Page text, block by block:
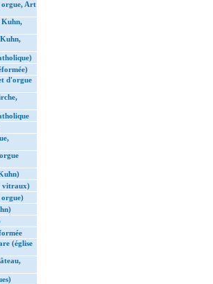
orgue, Art
Kuhn,
d'orgue
vitraux)
orgue)
(église